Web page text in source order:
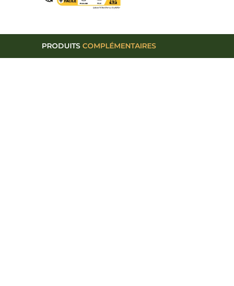
PRODUITS COMPLÉMENTAIRES